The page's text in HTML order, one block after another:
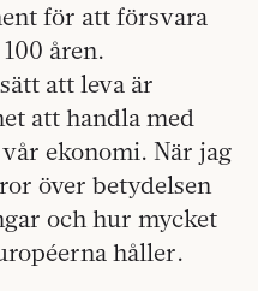
för att försvara
åren.
att leva är
att handla med
ekonomi. När jag
över betydelsen
och hur mycket
håller.